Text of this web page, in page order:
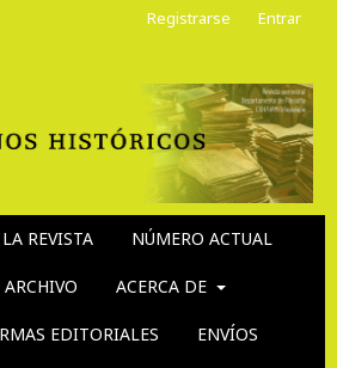
REVISTA NÚMERO ACTUAL
ARCHIVO ACERCA DE
EDITORIALES ENVÍOS
Registrarse Entrar